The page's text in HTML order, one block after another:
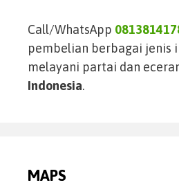
Call/WhatsApp
pembelian berbagai jenis
melayani partai dan
Indonesia.
MAPS